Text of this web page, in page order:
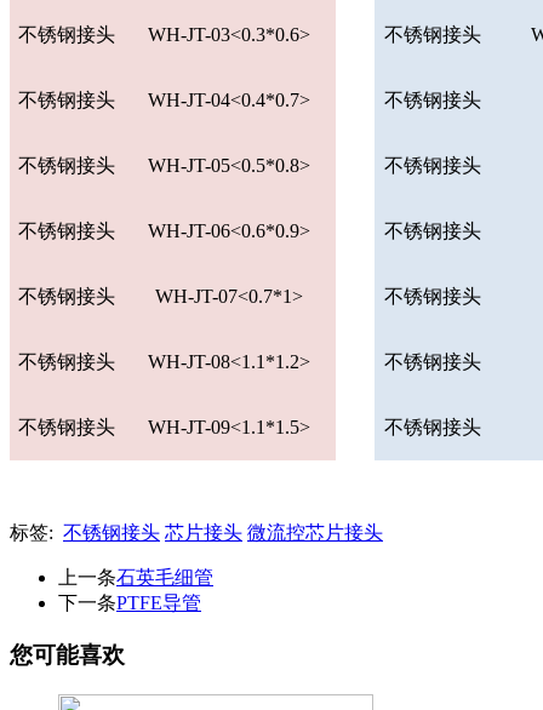
不锈钢接头 WH-JT-03<0.3*0.6> 不锈钢接头
不锈钢接头 WH-JT-04<0.4*0.7> 不锈钢接头
不锈钢接头 WH-JT-05<0.5*0.8> 不锈钢接头
不锈钢接头 WH-JT-06<0.6*0.9> 不锈钢接头
不锈钢接头 WH-JT-07<0.7*1> 不锈钢接头
不锈钢接头 WH-JT-08<1.1*1.2> 不锈钢接头
不锈钢接头 WH-JT-09<1.1*1.5> 不锈钢接头
标签: 不锈钢接头 芯片接头 微流控芯片接头
上一条石英毛细管
下一条PTFE导管
您可能喜欢